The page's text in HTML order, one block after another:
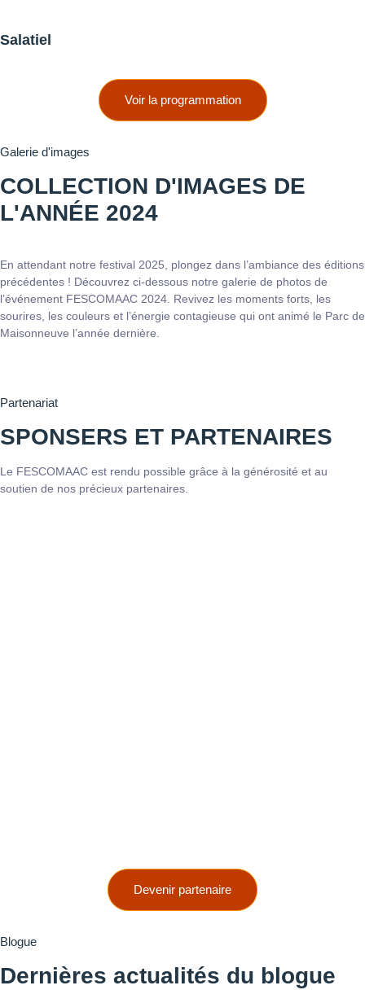
Salatiel
Voir la programmation
Galerie d'images
COLLECTION D'IMAGES DE
L'ANNÉE 2024
En attendant notre festival 2025, plongez dans l’ambiance des éditions
précédentes ! Découvrez ci-dessous notre galerie de photos de
l’événement FESCOMAAC 2024. Revivez les moments forts, les
sourires, les couleurs et l’énergie contagieuse qui ont animé le Parc de
Maisonneuve l’année dernière.
Partenariat
SPONSERS ET PARTENAIRES
Le FESCOMAAC est rendu possible grâce à la générosité et au
soutien de nos précieux partenaires.
Devenir partenaire
Blogue
Dernières actualités du blogue